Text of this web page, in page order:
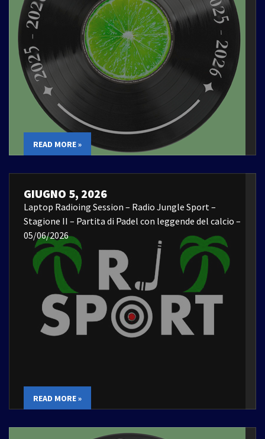
READ MORE »
GIUGNO 5, 2026
Laptop Radioing Session – Radio Jungle Sport –
Stagione II – Partita di Padel con leggende del calcio –
05/06/2026
READ MORE »